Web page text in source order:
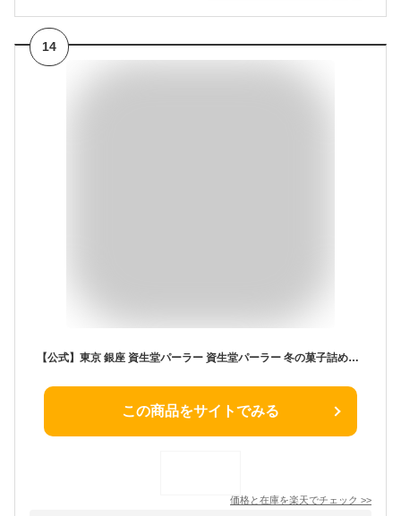
14
【公式】東京 銀座 資生堂パーラー 資生堂パーラー 冬の菓子詰め合わせ DJ50 数量 限定 チョコ ラングドシャ クッキー サブレ 5種52個 大容量 個包装 人気 お歳暮 ギフト お菓子 洋菓子 スイーツ 贈答 ご挨拶 御歳暮 歳暮 御年賀 お年賀 お祝い 包装 のし 送料無料
この商品をサイトでみる
価格と在庫を楽天でチェック >>